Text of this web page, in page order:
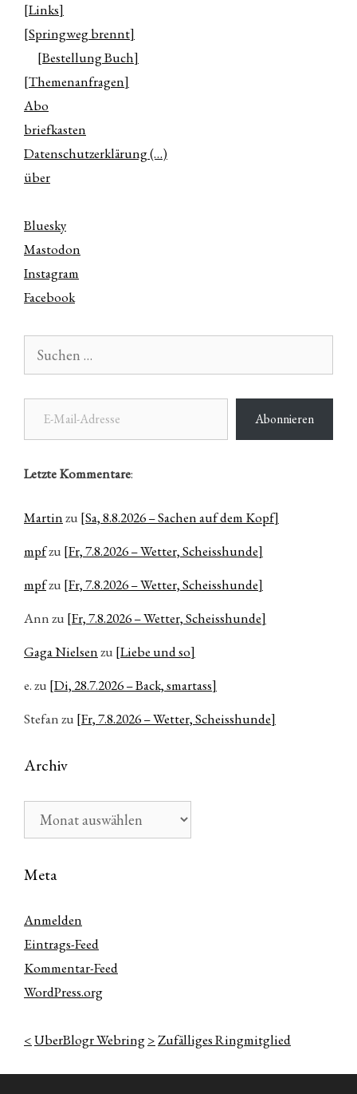
[Links]
[Springweg brennt]
[Bestellung Buch]
[Themenanfragen]
Abo
briefkasten
Datenschutzerklärung (…)
über
Bluesky
Mastodon
Instagram
Facebook
nach:
E-Mail-Adresse
Abonnieren
Letzte Kommentare:
Martinzu [Sa, 8.8.2026 – Sachen auf dem Kopf]
mpfzu [Fr, 7.8.2026 – Wetter, Scheisshunde]
mpfzu [Fr, 7.8.2026 – Wetter, Scheisshunde]
Annzu [Fr, 7.8.2026 – Wetter, Scheisshunde]
Gaga Nielsenzu [Liebe und so]
e.zu [Di, 28.7.2026 – Back, smartass]
Stefanzu [Fr, 7.8.2026 – Wetter, Scheisshunde]
Archiv
Meta
Anmelden
Eintrags-Feed
Kommentar-Feed
WordPress.org
<UberBlogr Webring>Zufälliges Ringmitglied